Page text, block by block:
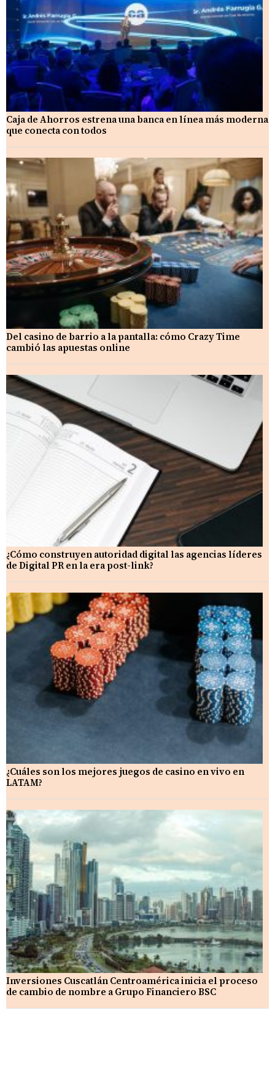
Caja de Ahorros estrena una banca en línea más moderna
que conecta con todos
Del casino de barrio a la pantalla: cómo Crazy Time
cambió las apuestas online
¿Cómo construyen autoridad digital las agencias líderes
de Digital PR en la era post-link?
¿Cuáles son los mejores juegos de casino en vivo en
LATAM?
Inversiones Cuscatlán Centroamérica inicia el proceso
de cambio de nombre a Grupo Financiero BSC